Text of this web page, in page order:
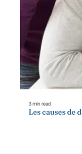
3 min read
Les causes de